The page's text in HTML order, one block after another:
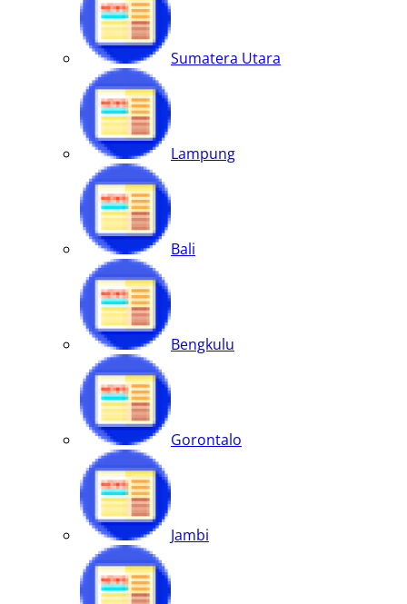
Sumatera Utara
Lampung
Bali
Bengkulu
Gorontalo
Jambi